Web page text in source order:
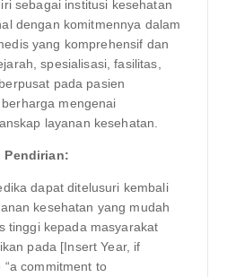
sebagai institusi kesehatan
dengan komitmennya dalam
yang komprehensif dan
spesialisasi, fasilitas,
pada pasien
mengenai
layanan kesehatan.
Pendirian:
dapat ditelusuri kembali
kesehatan yang mudah
tinggi kepada masyarakat
pada [Insert Year, if
commitment to